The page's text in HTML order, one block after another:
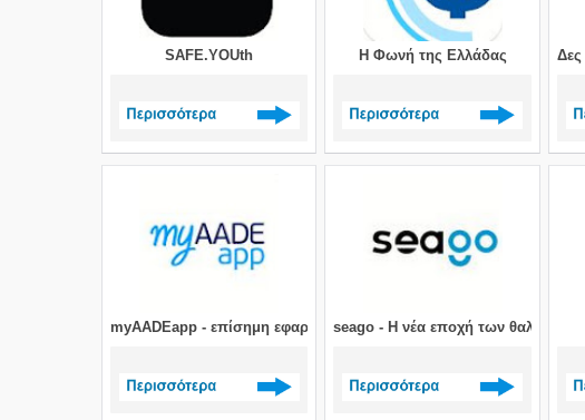
SAFE.YOUth
Δείτε περισσότερα >
Η Φωνή της Ελλάδας
Δείτε περισσότερα >
Δες
myAADEapp - επίσημη εφαρμογή ΑΑΔΕseago - Η νέα εποχή των